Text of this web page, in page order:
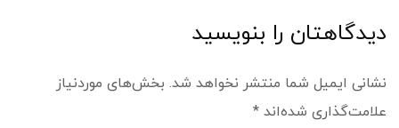
دیدگاهتان را بنویسید
نشانی ایمیل شما منتشر نخواهد شد. بخش‌های موردنیاز
علامت‌گذاری شده‌اند *